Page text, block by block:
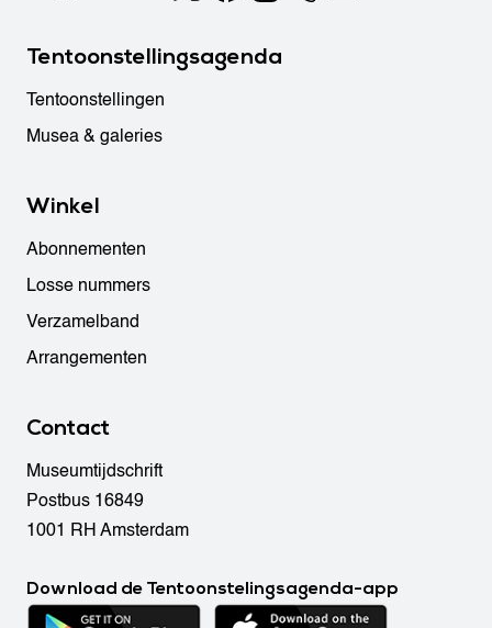
Tentoonstellingsagenda
Tentoonstellingen
Musea & galeries
Winkel
Abonnementen
Losse nummers
Verzamelband
Arrangementen
Contact
Museumtijdschrift
Postbus 16849
1001 RH Amsterdam
Download de Tentoonstelingsagenda-app